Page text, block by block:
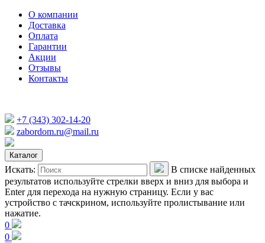
О компании
Доставка
Оплата
Гарантии
Акции
Отзывы
Контакты
+7 (343) 302-14-20
zabordom.ru@mail.ru
Каталог
Искать:
В списке найденных
результатов используйте стрелки вверх и вниз для выбора и
Enter для перехода на нужную страницу. Если у вас
устройство с тачскрином, используйте пролистывание или
нажатие.
0
0